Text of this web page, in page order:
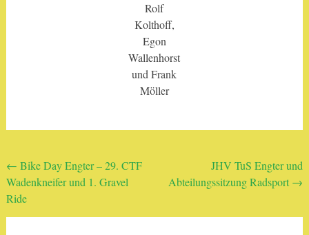
Rolf
Kolthoff,
Egon
Wallenhorst
und Frank
Möller
Beitragsnavigation
← Bike Day Engter – 29. CTF
Wadenkneifer und 1. Gravel
Ride
JHV TuS Engter und
Abteilungssitzung Radsport →